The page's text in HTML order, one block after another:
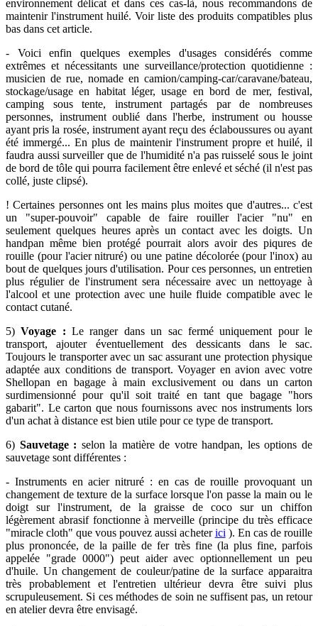
environnement délicat et dans ces cas-là, nous recommandons de
maintenir l'instrument huilé. Voir liste des produits compatibles plus
bas dans cet article.
- Voici enfin quelques exemples d'usages considérés comme
extrêmes et nécessitants une surveillance/protection quotidienne :
musicien de rue, nomade en camion/camping-car/caravane/bateau,
stockage/usage en habitat léger, usage en bord de mer, festival,
camping sous tente, instrument partagés par de nombreuses
personnes, instrument oublié dans l'herbe, instrument ou housse
ayant pris la rosée, instrument ayant reçu des éclaboussures ou ayant
été immergé... En plus de maintenir l'instrument propre et huilé, il
faudra aussi surveiller que de l'humidité n'a pas ruisselé sous le joint
de bord de tôle qui pourra facilement être enlevé et séché (il n'est pas
collé, juste clipsé).
! Certaines personnes ont les mains plus moites que d'autres... c'est
un "super-pouvoir" capable de faire rouiller l'acier "nu" en
seulement quelques heures après un contact avec les doigts. Un
handpan même bien protégé pourrait alors avoir des piqures de
rouille (pour l'acier nitruré) ou une patine décolorée (pour l'inox) au
bout de quelques jours d'utilisation. Pour ces personnes, un entretien
plus régulier de l'instrument sera nécessaire avec un nettoyage à
l'alcool et une protection avec une huile fluide compatible avec le
contact cutané.
5)Voyage : Le ranger dans un sac fermé uniquement pour le
transport, ajouter éventuellement des dessicants dans le sac.
Toujours le transporter avec un sac assurant une protection physique
adaptée aux conditions de transport. Voyager en avion avec votre
Shellopan en bagage à main exclusivement ou dans un carton
surdimensionné pour qu'il soit traité en tant que bagage "hors
gabarit". Le carton que nous fournissons avec nos instruments lors
d'un achat à distance est bien utile pour ce type de transport.
6) Sauvetage : selon la matière de votre handpan, les options de
sauvetage sont différentes :
- Instruments en acier nitruré : en cas de rouille provoquant un
changement de texture de la surface lorsque l'on passe la main ou le
doigt sur l'instrument, de la graisse de coco sur un chiffon
légèrement abrasif fonctionne à merveille (principe du très efficace
"miracle cloth" que vous pouvez aussi acheterici ). En cas de rouille
plus prononcée, de la paille de fer très fine (la plus fine, parfois
appelée "grade 0000") peut aider avec optionnellement un peu
d'huile. Un changement de couleur/patine de la surface apparaitra
très probablement et l'entretien ultérieur devra être suivi plus
scrupuleusement. Si ces méthodes de soin ne suffisent pas, un retour
en atelier devra être envisagé.